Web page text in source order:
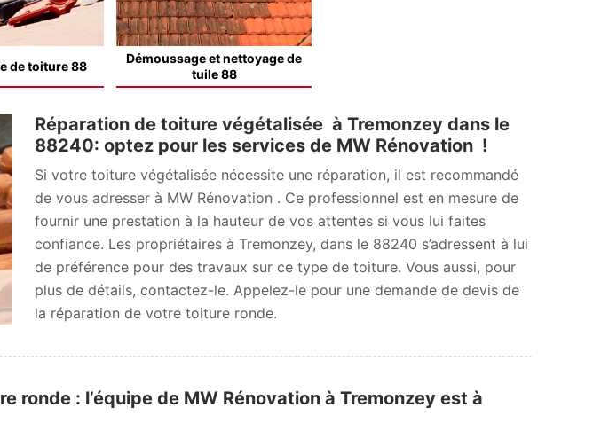
de toiture 88
Démoussage et nettoyage de
tuile 88
Réparation de toiture végétalisée à Tremonzey dans le
88240: optez pour les services de MW Rénovation !
Si votre toiture végétalisée nécessite une réparation, il est recommandé
de vous adresser à MW Rénovation . Ce professionnel est en mesure de
fournir une prestation à la hauteur de vos attentes si vous lui faites
confiance. Les propriétaires à Tremonzey, dans le 88240 s’adressent à lui
de préférence pour des travaux sur ce type de toiture. Vous aussi, pour
plus de détails, contactez-le. Appelez-le pour une demande de devis de
la réparation de votre toiture ronde.
ronde : l’équipe de MW Rénovation à Tremonzey est à